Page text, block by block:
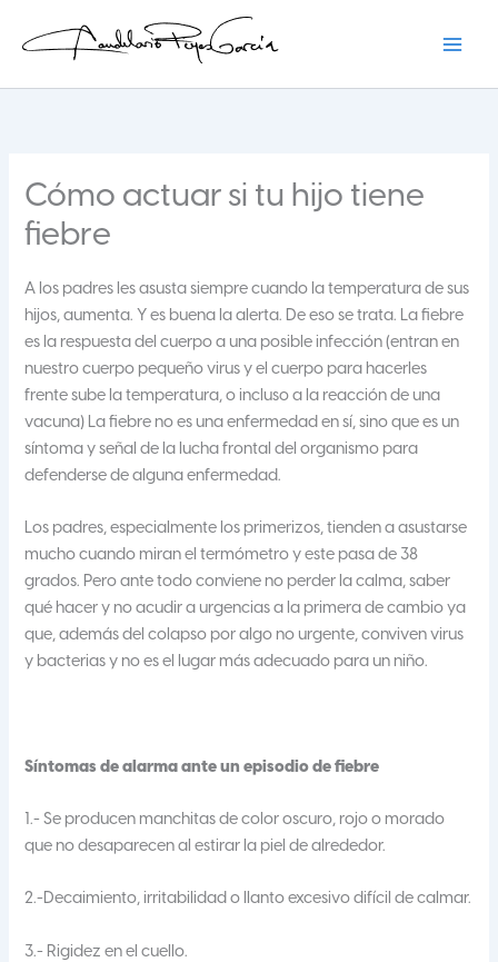
Cómo actuar si tu hijo tiene
fiebre
A los padres les asusta siempre cuando la temperatura de sus
hijos, aumenta. Y es buena la alerta. De eso se trata. La fiebre
es la respuesta del cuerpo a una posible infección (entran en
nuestro cuerpo pequeño virus y el cuerpo para hacerles
frente sube la temperatura, o incluso a la reacción de una
vacuna) La fiebre no es una enfermedad en sí, sino que es un
síntoma y señal de la lucha frontal del organismo para
defenderse de alguna enfermedad.
Los padres, especialmente los primerizos, tienden a asustarse
mucho cuando miran el termómetro y este pasa de 38
grados. Pero ante todo conviene no perder la calma, saber
qué hacer y no acudir a urgencias a la primera de cambio ya
que, además del colapso por algo no urgente, conviven virus
y bacterias y no es el lugar más adecuado para un niño.
Síntomas de alarma ante un episodio de fiebre
1.- Se producen manchitas de color oscuro, rojo o morado
que no desaparecen al estirar la piel de alrededor.
2.-Decaimiento, irritabilidad o llanto excesivo difícil de calmar.
3.- Rigidez en el cuello.